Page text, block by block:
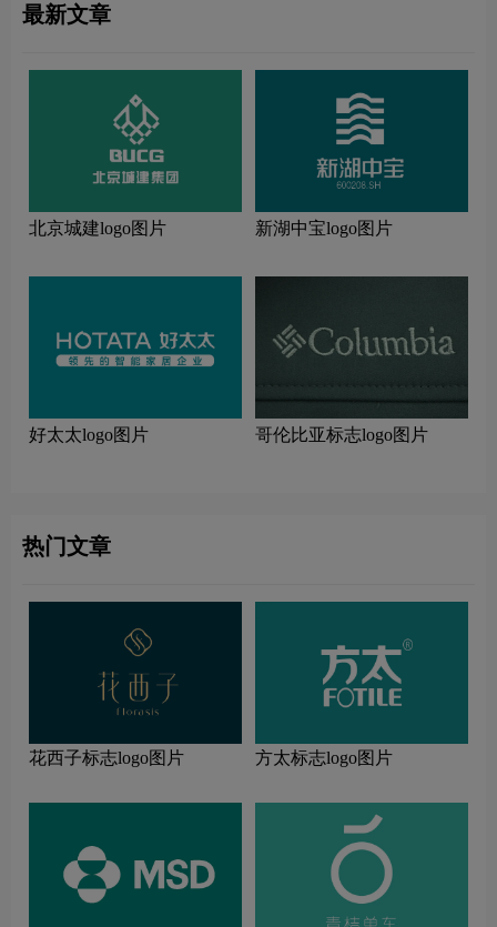
最新文章
北京城建logo图片 新湖中宝logo图片
好太太logo图片 哥伦比亚标志logo图片
热门文章
花西子标志logo图片 方太标志logo图片